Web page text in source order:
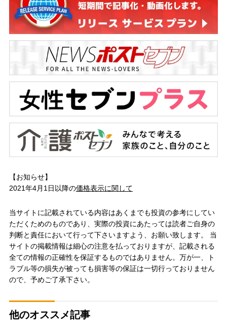
【お知らせ】
2021年4月1日以降の価格表示に関して
当サイトに記載されている内容はあくまでも投資の参考にしてい
ただくためのものであり、実際の投資にあたっては読者ご自身の
判断と責任において行って下さいますよう、お願い致します。 当
サイトの掲載情報は細心の注意を払っておりますが、記載される
全ての情報の正確性を保証するものではありません。万が一、ト
ラブル等の損失が被っても損害等の保証は一切行っておりません
ので、予めご了承下さい。
他のオススメ記事